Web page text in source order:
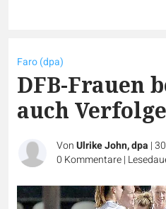
Faro (dpa)
DFB-Frauen
auch
VonUlrike John, dpa |
0 Kommentare|